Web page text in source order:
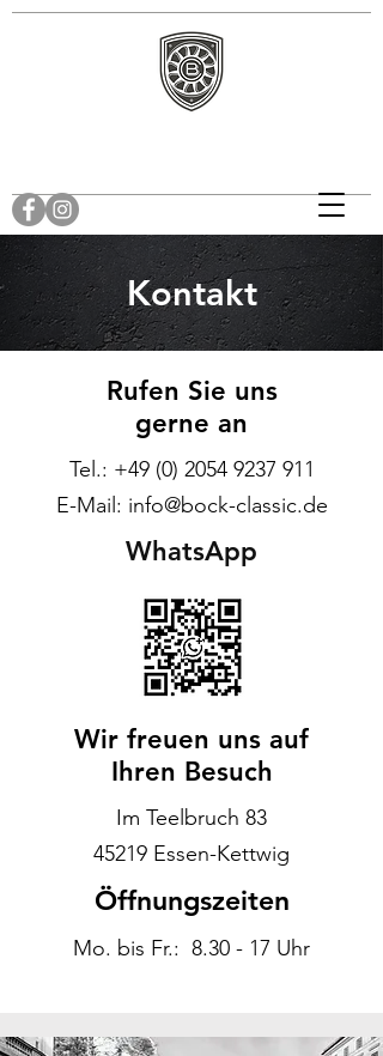
Kontakt
Rufen Sie uns
gerne an
Tel.: +49 (0) 2054 9237 911
E-Mail: info@bock-classic.de
WhatsApp
Wir freuen uns auf
Ihren Besuch
Im Teelbruch 83
45219 Essen-Kettwig
Öffnungszeiten
Mo. bis Fr.: 8.30 - 17 Uhr